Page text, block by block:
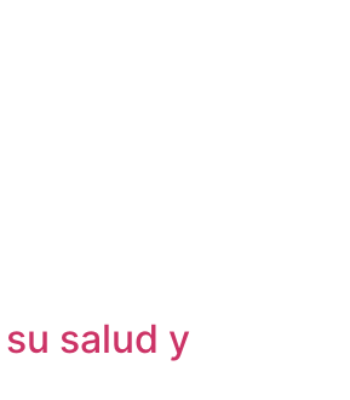
salud y